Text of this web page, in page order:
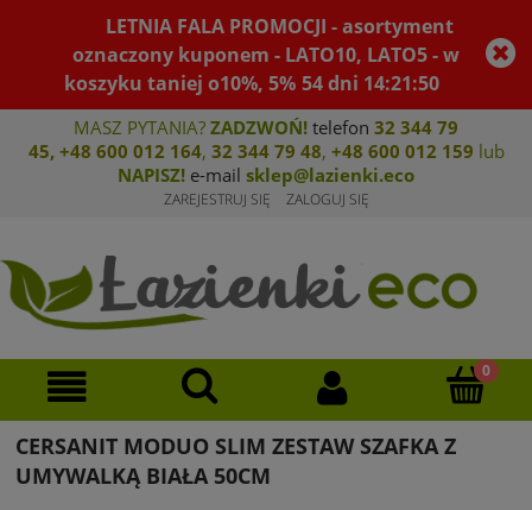
LETNIA FALA PROMOCJI - asortyment
oznaczony kuponem - LATO10, LATO5 - w
koszyku taniej o10%, 5% 54dni 14:21:50
MASZ PYTANIA? ZADZWOŃ! telefon 32 344 79
45, +48 600 012 164, 32 344 79 48, +48 600 012 159 lub
NAPISZ! e-mail sklep@lazienki.eco
ZAREJESTRUJ SIĘ ZALOGUJ SIĘ
CERSANIT MODUO SLIM ZESTAW SZAFKA Z
UMYWALKĄ BIAŁA 50CM